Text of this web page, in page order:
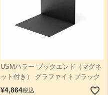
USMハラー ブックエンド（マグネ
ット付き） グラファイトブラック
¥4,864税込